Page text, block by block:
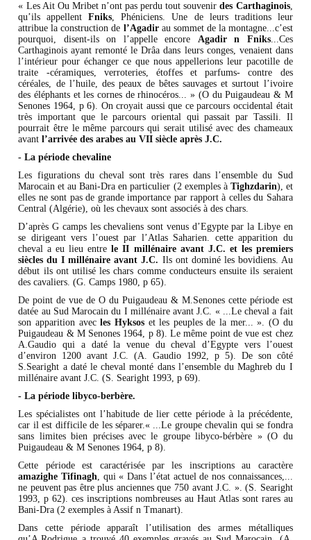
« Les Ait Ou Mribet n’ont pas perdu tout souvenirdes Carthaginois,
qu’ils appellentFniks, Phéniciens. Une de leurs traditions leur
attribue la construction de l’Agadirau sommet de la montagne...c’est
pourquoi, disent-ils on l’appelle encore Agadir n Fniks...Ces
Carthaginois ayant remonté le Drâa dans leurs conges, venaient dans
l’intérieur pour échanger ce que nous appellerions leur pacotille de
traite -céramiques, verroteries, étoffes et parfums- contre des
céréales, de l’huile, des peaux de bêtes sauvages et surtout l’ivoire
des éléphants et les cornes de rhinocéros... » (O du Puigaudeau & M
Senones 1964, p 6). On croyait aussi que ce parcours occidental était
très important que le parcours oriental qui passait par Tassili. Il
pourrait être le même parcours qui serait utilisé avec des chameaux
avantl’arrivée des arabes au VII siècle après J.C.
- La période chevaline
Les figurations du cheval sont très rares dans l’ensemble du Sud
Marocain et au Bani-Dra en particulier (2 exemples à Tighzdarin), et
elles ne sont pas de grande importance par rapport à celles du Sahara
Central (Algérie), où les chevaux sont associés à des chars.
D’après G camps les chevaliens sont venus d’Egypte par la Libye en
se dirigeant vers l’ouest par l’Atlas Saharien. cette apparition du
cheval a eu lieu entrele II millénaire avant J.C. et les premiers
siècles du I millénaire avant J.C. Ils ont dominé les bovidiens. Au
début ils ont utilisé les chars comme conducteurs ensuite ils seraient
des cavaliers. (G. Camps 1980, p 65).
De point de vue de O du Puigaudeau & M.Senones cette période est
datée au Sud Marocain du I millénaire avant J.C. « ...Le cheval a fait
son apparition avecles Hyksoset les peuples de la mer... ». (O du
Puigaudeau & M Senones 1964, p 8). Le même point de vue est chez
A.Gaudio qui a daté la venue du cheval d’Egypte vers l’ouest
d’environ 1200 avant J.C. (A. Gaudio 1992, p 5). De son côté
S.Searight a daté le cheval monté dans l’ensemble du Maghreb du I
millénaire avant J.C. (S. Searight 1993, p 69).
- La période libyco-berbère.
Les spécialistes ont l’habitude de lier cette période à la précédente,
car il est difficile de les séparer.« ...Le groupe chevalin qui se fondra
sans limites bien précises avec le groupe libyco-bérbère » (O du
Puigaudeau & M Senones 1964, p 8).
Cette période est caractérisée par les inscriptions au caractère
amazighe Tifinagh, qui « Dans l’état actuel de nos connaissances,...
ne peuvent pas être plus anciennes que 750 avant J.C. ». (S. Searight
1993, p 62). ces inscriptions nombreuses au Haut Atlas sont rares au
Bani-Dra (2 exemples à Assif n Tmanart).
Dans cette période apparaît l’utilisation des armes métalliques